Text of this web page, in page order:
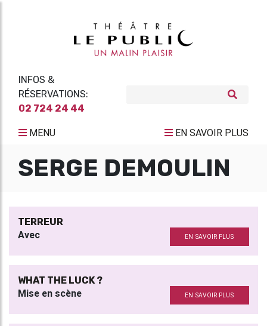
INFOS &
RÉSERVATIONS:
02 724 24 44
MENU EN SAVOIR PLUS
SERGE DEMOULIN
TERREUR
Avec EN SAVOIR PLUS
WHAT THE LUCK ?
Mise en scène EN SAVOIR PLUS